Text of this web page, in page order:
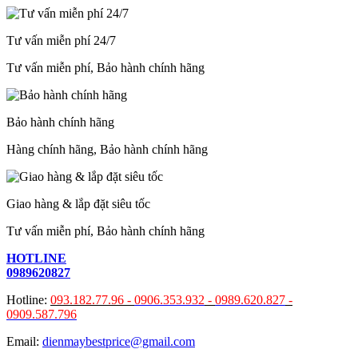
Tư vấn miễn phí 24/7
Tư vấn miễn phí, Bảo hành chính hãng
Bảo hành chính hãng
Hàng chính hãng, Bảo hành chính hãng
Giao hàng & lắp đặt siêu tốc
Tư vấn miễn phí, Bảo hành chính hãng
HOTLINE
0989620827
Hotline: 093.182.77.96 - 0906.353.932 - 0989.620.827 -
0909.587.796
Email: dienmaybestprice@gmail.com